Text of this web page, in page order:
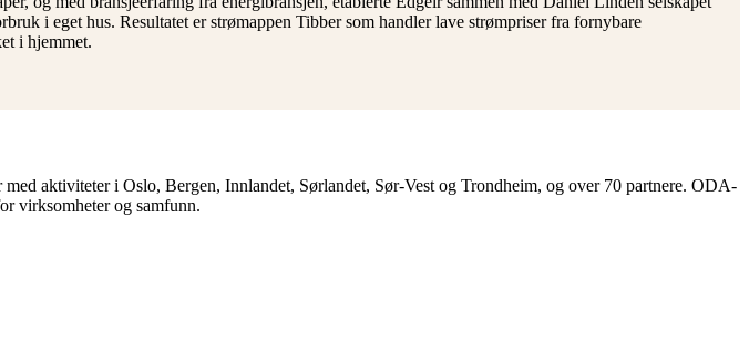
i eget hus. Resultatet er strømappen Tibber som handler lave strømpriser fra fornybare
i hjemmet.
aktiviteter i Oslo, Bergen, Innlandet, Sørlandet, Sør-Vest og Trondheim, og over 70 partnere. ODA-
virksomheter og samfunn.